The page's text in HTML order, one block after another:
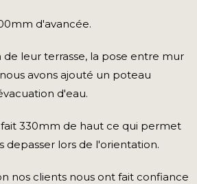
d'avancée.
leur terrasse, la pose entre mur
avons ajouté un poteau
d'eau.
330mm de haut ce qui permet
depasser lors de l'orientation.
nos clients nous ont fait confiance